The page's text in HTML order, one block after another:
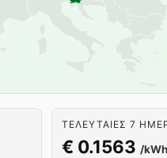
ΤΕΛΕΥΤΑΊΕΣ 7
€ 0.1563 /kWh